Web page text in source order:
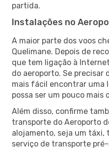
partida.
Instalações no
A maior parte dos voos
Quelimane. Depois de
que tem ligação à
do aeroporto. Se precisar
mais fácil encontrar uma
possa ser um pouco mais
Além disso, confirme
transporte do Aeroporto
alojamento, seja um táxi,
serviço de transporte